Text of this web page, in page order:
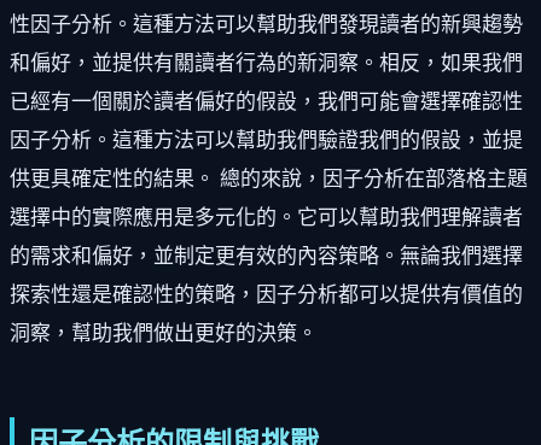
性因子分析。這種方法可以幫助我們發現讀者的新興趨勢
和偏好，並提供有關讀者行為的新洞察。相反，如果我們
已經有一個關於讀者偏好的假設，我們可能會選擇確認性
因子分析。這種方法可以幫助我們驗證我們的假設，並提
供更具確定性的結果。 總的來說，因子分析在部落格主題
選擇中的實際應用是多元化的。它可以幫助我們理解讀者
的需求和偏好，並制定更有效的內容策略。無論我們選擇
探索性還是確認性的策略，因子分析都可以提供有價值的
洞察，幫助我們做出更好的決策。